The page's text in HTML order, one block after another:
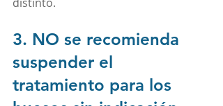
3. NO se recomienda
suspender el
tratamiento para los